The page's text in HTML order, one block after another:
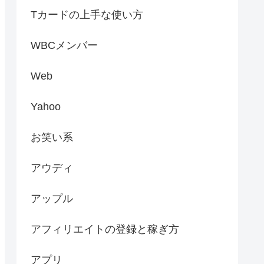
Tカードの上手な使い方
WBCメンバー
Web
Yahoo
お笑い系
アウディ
アップル
アフィリエイトの登録と稼ぎ方
アプリ